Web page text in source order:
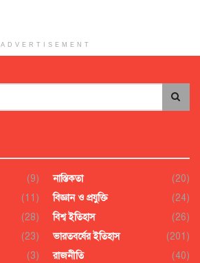
ADVERTISEMENT
(9)
(11)
(28)
(23)
(3)
নাস্তিকতা
(20)
বিজ্ঞান ও প্রযুক্তি
(24)
বিশ্ব ইতিহাস
(26)
ভারতবর্ষের ইতিহাস
(201)
রাজনীতি
(40)